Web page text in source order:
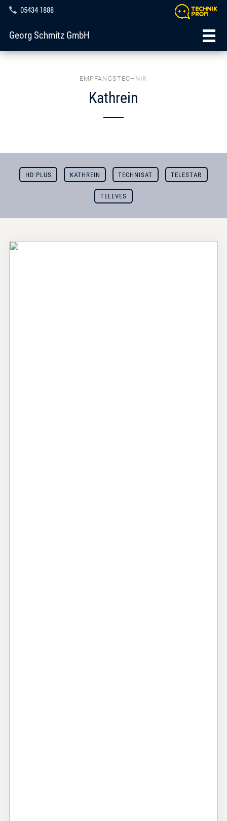
05434 1888
Georg Schmitz GmbH
EMPFANGSTECHNIK
Kathrein
HD PLUS KATHREIN TECHNISAT TELESTAR
TELEVES